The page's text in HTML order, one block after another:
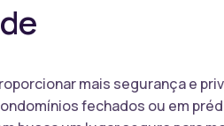
mais segurança e
fechados ou em